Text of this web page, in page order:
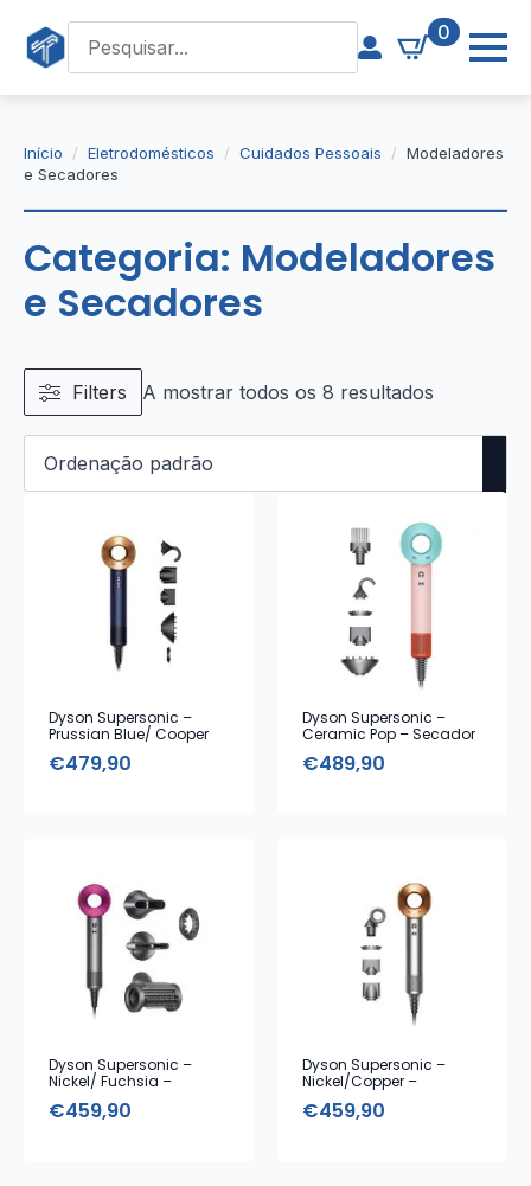
0
Início Eletrodomésticos Cuidados Pessoais
Modeladores
e Secadores
Categoria: Modeladores
e Secadores
Filters A mostrar todos os 8 resultados
Dyson Supersonic –
Prussian Blue/ Cooper
€479,90
Dyson Supersonic –
Ceramic Pop – Secador
Acessórios (Edição
€489,90
Dyson Supersonic –
Nickel/ Fuchsia –
5 Acessórios
€459,90
Dyson Supersonic –
Nickel/Copper –
5 Acessórios
€459,90